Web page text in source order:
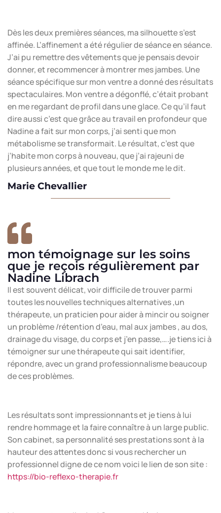
Dès les deux premières séances, ma silhouette s’est
affinée. L’affinement a été régulier de séance en séance.
J’ai pu remettre des vêtements que je pensais devoir
donner, et recommencer à montrer mes jambes. Une
séance spécifique sur mon ventre a donné des résultats
spectaculaires. Mon ventre a dégonflé, c’était probant
en me regardant de profil dans une glace. Ce qu’il faut
dire aussi c’est que grâce au travail en profondeur que
Nadine a fait sur mon corps, j’ai senti que mon
métabolisme se transformait. Le résultat, c’est que
j’habite mon corps à nouveau, que j’ai rajeuni de
plusieurs années, et que tout le monde me le dit.
Marie Chevallier
mon témoignage sur les soins
que je reçois régulièrement par
Nadine Librach
Il est souvent délicat, voir difficile de trouver parmi
toutes les nouvelles techniques alternatives ,un
thérapeute, un praticien pour aider à mincir ou soigner
un problème /rétention d’eau, mal aux jambes , au dos,
drainage du visage, du corps et j’en passe,….je tiens ici à
témoigner sur une thérapeute qui sait identifier,
répondre, avec un grand professionnalisme beaucoup
de ces problèmes.
Les résultats sont impressionnants et je tiens à lui
rendre hommage et la faire connaître à un large public.
Son cabinet, sa personnalité ses prestations sont à la
hauteur des attentes donc si vous rechercher un
professionnel digne de ce nom voici le lien de son site :
https://bio-reflexo-therapie.fr